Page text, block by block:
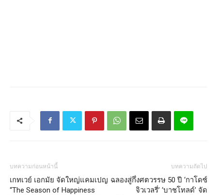
บทความก่อนหน้านี้
เกทเวย์ เอกมัย จัดใหญ่แคมเปญ
“The Season of Happiness
บทความถัดไป
ฉลองสู่กึ่งศตวรรษ 50 ปี ‘กาโดซ์
จิวเวลรี่’ ‘บาชโทลด์’ จัด